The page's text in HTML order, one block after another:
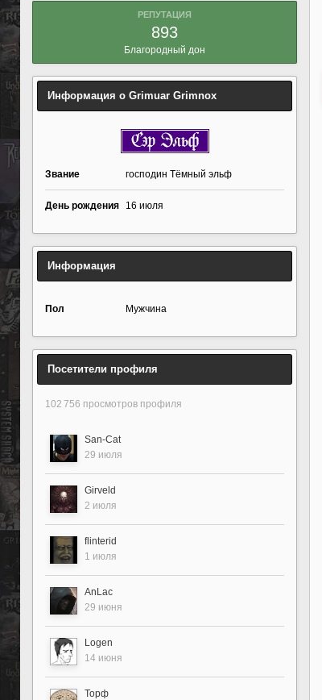
РЕПУТАЦИЯ
893
Благородный дон
Информация о Grimuar Grimnox
Звание господин Тёмный эльф
День рождения 16 июля
Информация
Пол Мужчина
Посетители профиля
102 756 просмотров профиля
San-Cat
29 июля
Girveld
2 июля
flinterid
1 июля
AnLac
29 июня
Logen
14 июня
Торф